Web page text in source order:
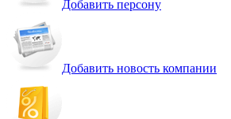
Добавить персону
Добавить новость компании